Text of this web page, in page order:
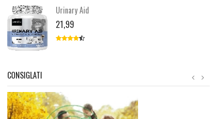
Urinary Aid
21,99
CONSIGLATI